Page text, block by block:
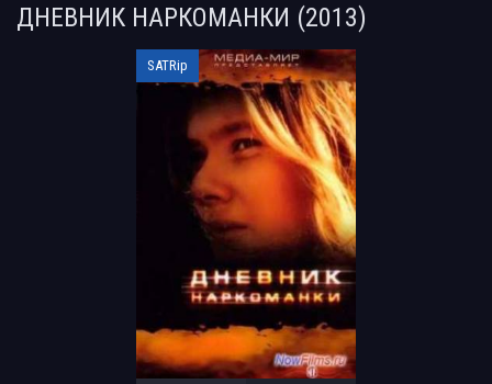
ДНЕВНИК НАРКОМАНКИ (2013)
SATRip